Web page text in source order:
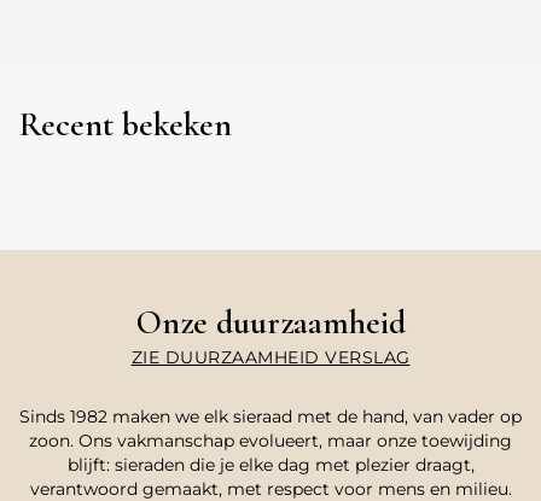
Recent bekeken
Onze duurzaamheid
ZIE DUURZAAMHEID VERSLAG
Sinds 1982 maken we elk sieraad met de hand, van vader op
zoon. Ons vakmanschap evolueert, maar onze toewijding
blijft: sieraden die je elke dag met plezier draagt,
verantwoord gemaakt, met respect voor mens en milieu.